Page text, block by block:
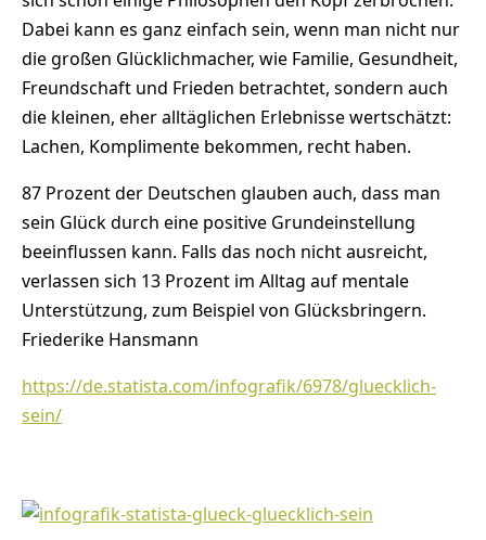
Dabei kann es ganz einfach sein, wenn man nicht nur
die großen Glücklichmacher, wie Familie, Gesundheit,
Freundschaft und Frieden betrachtet, sondern auch
die kleinen, eher alltäglichen Erlebnisse wertschätzt:
Lachen, Komplimente bekommen, recht haben.
87 Prozent der Deutschen glauben auch, dass man
sein Glück durch eine positive Grundeinstellung
beeinflussen kann. Falls das noch nicht ausreicht,
verlassen sich 13 Prozent im Alltag auf mentale
Unterstützung, zum Beispiel von Glücksbringern.
Friederike Hansmann
https://de.statista.com/infografik/6978/gluecklich-
sein/